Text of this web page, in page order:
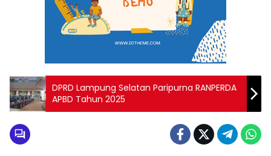
DPRD Lampung Selatan Paripurna RANPERDA
APBD Tahun 2025